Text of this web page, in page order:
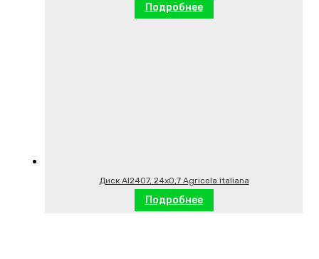
Подробнее
Диск AI2407, 24х0,7 Agricola italiana
Подробнее